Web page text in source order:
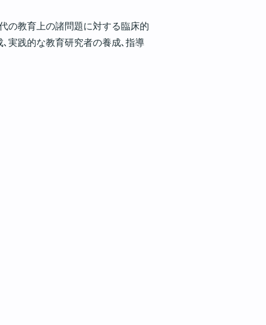
の教育上の諸問題に対する臨床的
実践的な教育研究者の養成､指導